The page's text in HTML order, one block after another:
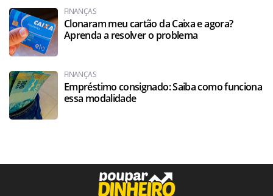
FINANÇAS
Clonaram meu cartão da Caixa e agora?
Aprenda a resolver o problema
FINANÇAS
Empréstimo consignado: Saiba como funciona
essa modalidade